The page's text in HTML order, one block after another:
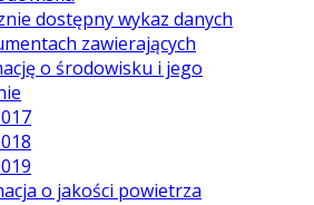
dostępny wykaz danych
zawierających
o środowisku i jego
o jakości powietrza